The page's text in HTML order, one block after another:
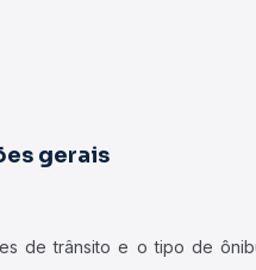
gerais
trânsito e o tipo de